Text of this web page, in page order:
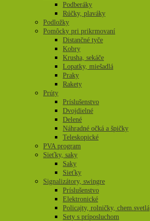
Podberáky
Rúčky, plaváky
Podložky
Pomôcky pri prikrmovaní
Distančné tyče
Kobry
Krusha, sekáče
Lopatky, miešadlá
Praky
Rakety
Prúty
Príslušenstvo
Dvojdielné
Delené
Náhradné očká a špičky
Teleskopické
PVA program
Sieťky, saky
Saky
Sieťky
Signalizátory, swingre
Príslušenstvo
Elektronické
Policajty, rolničky, chem.svetlá
Sety s príposluchom